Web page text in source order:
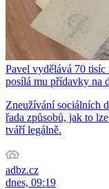
Pavel vydělává 70 tisíc
posílá mu přídavky na
Zneužívání sociálních
řada způsobů, jak to
tváří legálně.
adbz.cz
dnes, 09:19